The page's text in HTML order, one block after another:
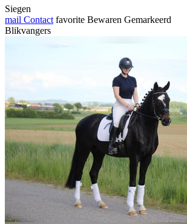
Siegen
mail Contact favorite Bewaren Gemarkeerd
Blikvangers